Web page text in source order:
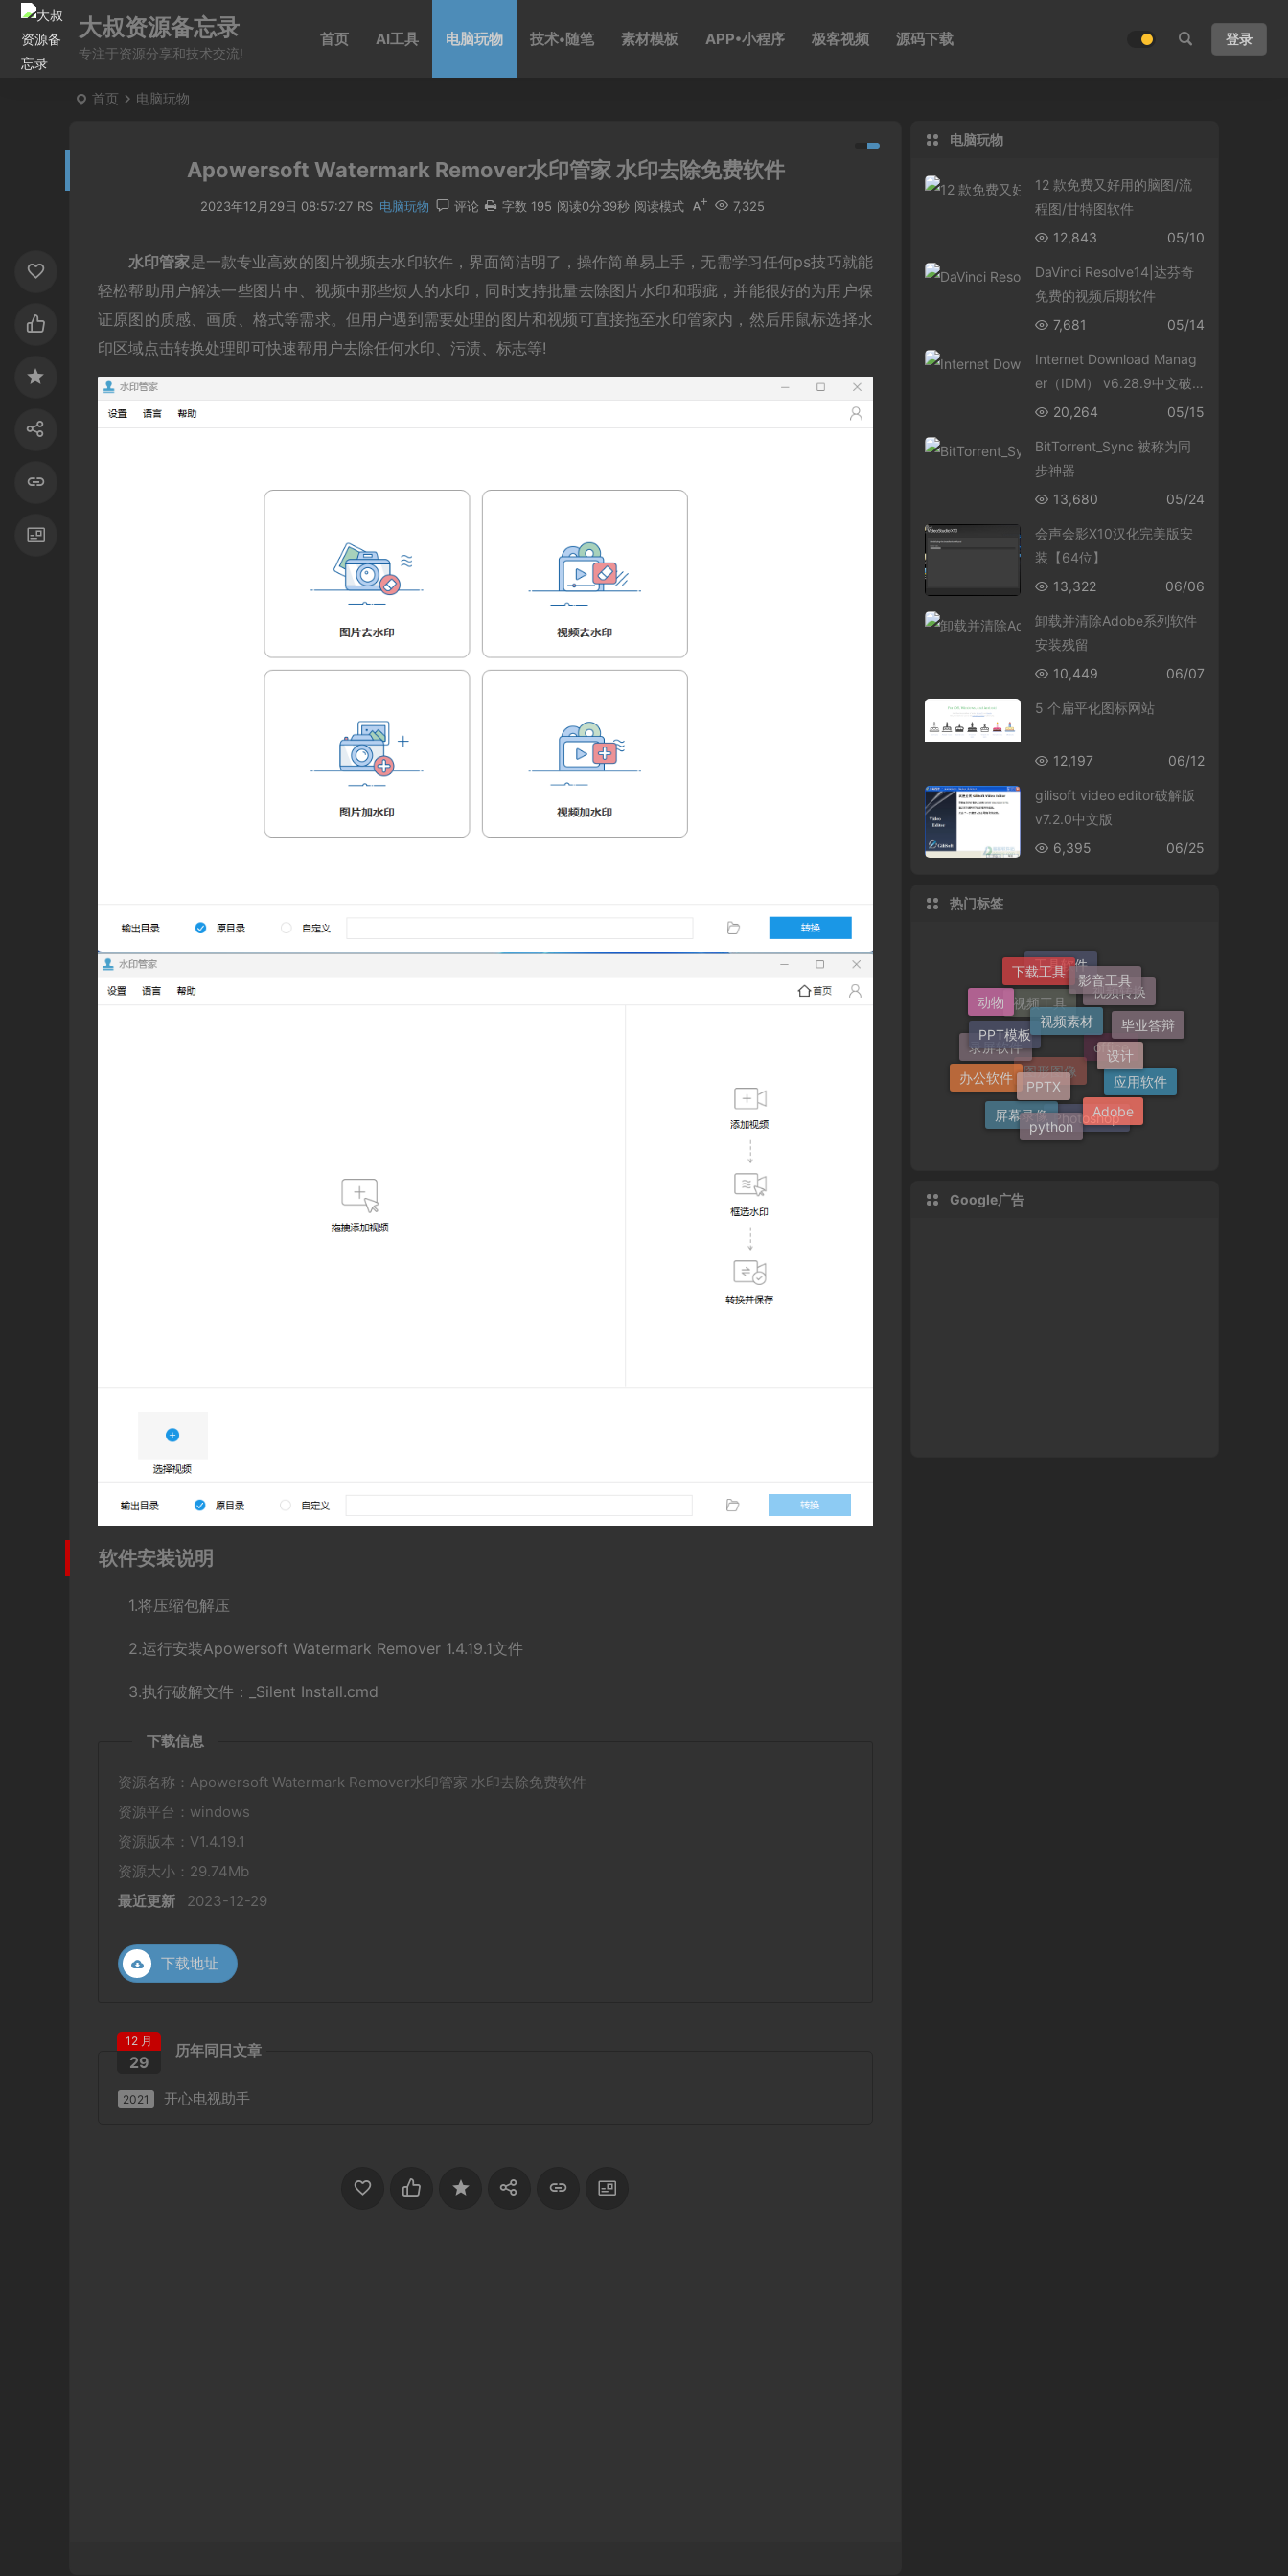
大叔资源备忘录
专注于资源分享和技术交流!
首页 AI工具 电脑玩物 技术•随笔 素材模板 APP•小程序 极客视频 源码下载 登录
首页 电脑玩物
Apowersoft Watermark Remover水印管家 水印去除免费软件
2023年12月29日 08:57:27 RS 电脑玩物 评论 7,325
字数 195 阅读0分39秒 阅读模式
水印管家是一款专业高效的图片视频去水印软件，界面简洁明了，操作简单易上手，无需学习任何ps技巧就能
轻松帮助用户解决一些图片中、视频中那些烦人的水印，同时支持批量去除图片水印和瑕疵，并能很好的为用户保
证原图的质感、画质、格式等需求。但用户遇到需要处理的图片和视频可直接拖至水印管家内，然后用鼠标选择水
印区域点击转换处理即可快速帮用户去除任何水印、污渍、标志等!
软件安装说明
1.将压缩包解压
2.运行安装Apowersoft Watermark Remover 1.4.19.1文件
3.执行破解文件：_Silent Install.cmd
下载信息
资源名称：Apowersoft Watermark Remover水印管家 水印去除免费软件
资源平台：windows
资源版本：V1.4.19.1
资源大小：29.74Mb
最近更新
2023-12-29
下载地址
历年同日文章
12 月
29
2021 开心电视助手
电脑玩物
12 款免费又好用的脑图/流
程图/甘特图软件
05/10
12,843
DaVinci Resolve14|达芬奇
免费的视频后期软件
05/14
7,681
Internet Download Manag
er（IDM） v6.28.9中文破
解版
05/15
20,264
BitTorrent_Sync 被称为同
步神器
05/24
13,680
会声会影X10汉化完美版安
装【64位】
06/06
13,322
卸载并清除Adobe系列软件
安装残留
06/07
10,449
5 个扁平化图标网站
06/12
12,197
gilisoft video editor破解版
v7.2.0中文版
06/25
6,395
热门标签
视频工具
工具软件
视频转换
office
图形图像
录屏软件
动物
下载工具 影音工具
毕业答辩
应用软件
Photoshop
屏幕录像
办公软件
PPT模板
视频素材
设计
Adobe
python
PPTX
Google广告